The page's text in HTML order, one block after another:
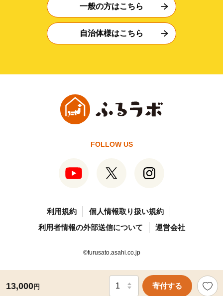
13,000円 寄付する
一般の方はこちら
自治体様はこちら
FOLLOW US
利用規約
個人情報取り扱い規約
利用者情報の外部送信について
運営会社
©furusato.asahi.co.jp